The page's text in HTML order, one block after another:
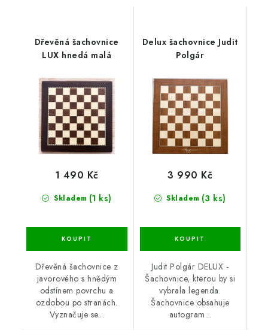
Dřevěná šachovnice
LUX hnedá malá
Skladem (1 ks)
1 490 Kč
Dřevěná šachovnice z
javorového s hnědým
odstínem povrchu a
ozdobou po stranách.
Vyznačuje se...
Delux šachovnice Judit
Polgár
Skladem (3 ks)
3 990 Kč
Judit Polgár DELUX -
Šachovnice, kterou by si
vybrala legenda.
Šachovnice obsahuje
autogram...